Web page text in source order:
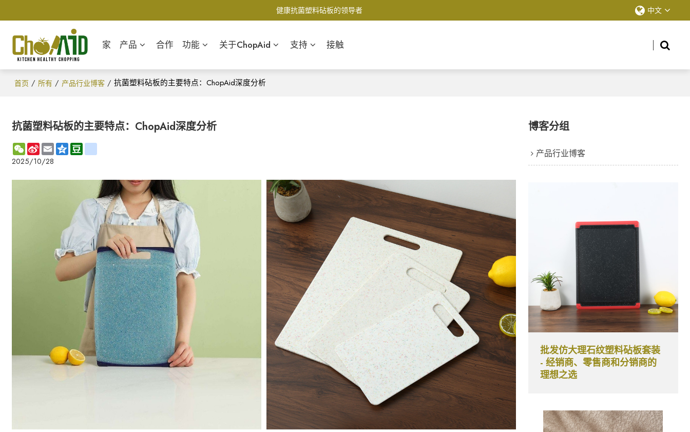
健康抗菌塑料砧板的领导者 中文
家 产品 合作 功能 关于ChopAid 支持 接触
首页 / 所有 / 产品行业博客 / 抗菌塑料砧板的主要特点：ChopAid深度分析
抗菌塑料砧板的主要特点：ChopAid深度分析
WeChat
Sina
Weibo
EmailQzoneDouban
2025/10/28
博客分组
产品行业博客
批发仿大理石纹塑料砧板套装
- 经销商、零售商和分销商的
理想之选